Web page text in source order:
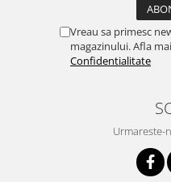
Vreau sa primesc
magazinului. Afla
Confidentialitate
Urmareste-